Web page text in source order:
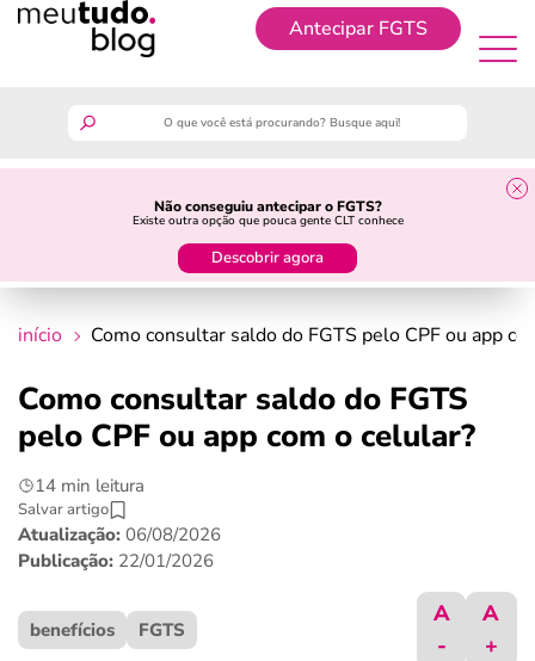
Antecipar FGTS
Não conseguiu antecipar o FGTS?
Existe outra opção que pouca gente CLT conhece
Descobrir agora
Antecipar FGTS
guia do trabalhador
crédito fácil
últimas notícias
ferramentas
início Como consultar saldo do FGTS pelo CPF ou app
Como consultar saldo do FGTS
pelo CPF ou app com o celular?
14 min leitura
Salvar artigo
Atualização: 06/08/2026
Publicação: 22/01/2026
benefícios FGTS
A
-
A
+